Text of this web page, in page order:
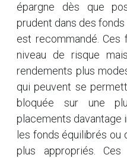
épargne dès que
prudent dans des
est recommandé. Ces
niveau de risque
rendements plus
qui peuvent se
bloquée sur une
placements davantage
les fonds équilibrés ou
plus appropriés.